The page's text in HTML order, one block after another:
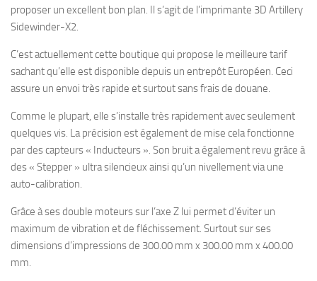
proposer un excellent bon plan. Il s’agit de l’imprimante 3D Artillery
Sidewinder-X2.
C’est actuellement cette boutique qui propose le meilleure tarif
sachant qu’elle est disponible depuis un entrepôt Européen. Ceci
assure un envoi très rapide et surtout sans frais de douane.
Comme le plupart, elle s’installe très rapidement avec seulement
quelques vis. La précision est également de mise cela fonctionne
par des capteurs « Inducteurs ». Son bruit a également revu grâce à
des « Stepper » ultra silencieux ainsi qu’un nivellement via une
auto-calibration.
Grâce à ses double moteurs sur l’axe Z lui permet d’éviter un
maximum de vibration et de fléchissement. Surtout sur ses
dimensions d’impressions de 300.00 mm x 300.00 mm x 400.00
mm.